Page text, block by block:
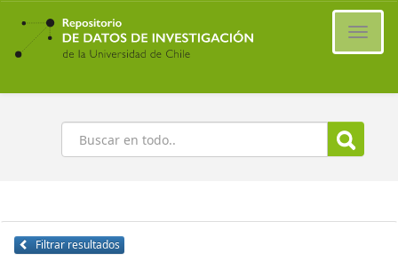
Ir
contenido
principal
Buscar
Filtrar resultados